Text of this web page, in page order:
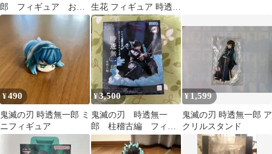
郎 フィギュア おま
け:富岡義勇ガチャガチ
生花 フィギュア 時透
無一郎
¥490
鬼滅の刃 時透無一郎 ミ
ニフィギュア
¥3,500
鬼滅の刃 時透無一
郎 柱稽古編 フィギ
ュア XrossLink SEGA
¥1,599
鬼滅の刃 時透無一郎 ア
クリルスタンド